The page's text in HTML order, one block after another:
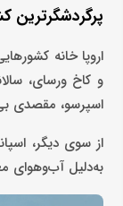
پرگردشگرترین
اروپا خانه
اسپرسو، مقصدی
از سوی دیگر،
به‌دلیل آب‌وهوای